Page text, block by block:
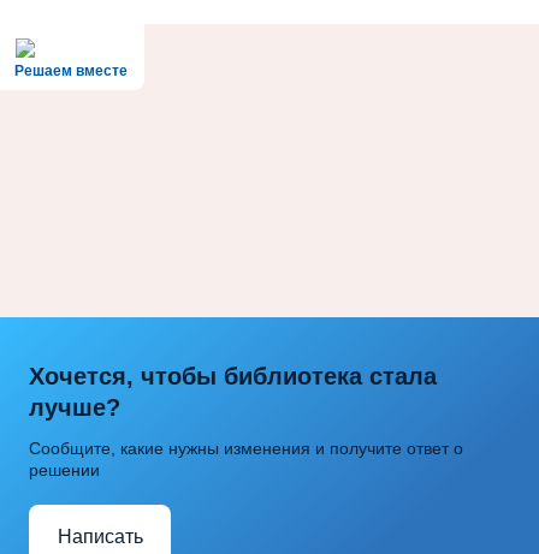
Решаем вместе
Хочется, чтобы библиотека стала
лучше?
Сообщите, какие нужны изменения и получите ответ о
решении
Написать